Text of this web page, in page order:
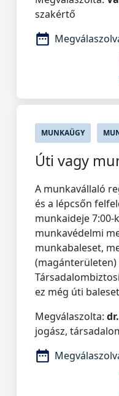
szakértő
MUNKAÜGY
Úti vagy
A munkavállaló
és a lépcsőn
munkaideje 7:00-
munkavédelmi
munkabaleset,
ez még úti
Megválaszolta:
jogász,